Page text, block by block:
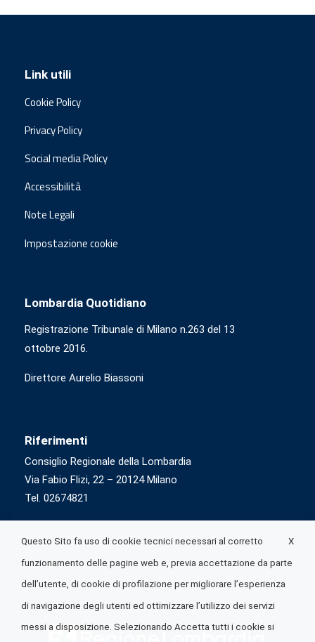
Link utili
Cookie Policy
Privacy Policy
Social media Policy
Accessibilità
Note Legali
Impostazione cookie
Lombardia Quotidiano
Registrazione Tribunale di Milano n.263 del 13
ottobre 2016.
Direttore Aurelio Biassoni
Riferimenti
Consiglio Regionale della Lombardia
Via Fabio Flizi, 22 – 20124 Milano
Tel. 02674821
X
Questo Sito fa uso di cookie tecnici necessari al corretto
funzionamento delle pagine web e, previa accettazione da parte
dell’utente, di cookie di profilazione per migliorare l’esperienza
di navigazione degli utenti ed ottimizzare l’utilizzo dei servizi
messi a disposizione. Selezionando Accetta tutti i cookie si